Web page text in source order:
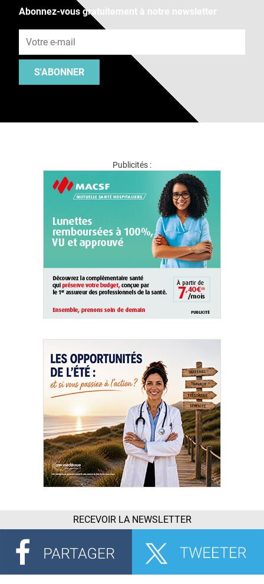
Abonnez-vous gratuitement à notre newsletter
S'ABONNER
Publicités :
RECEVOIR LA NEWSLETTER